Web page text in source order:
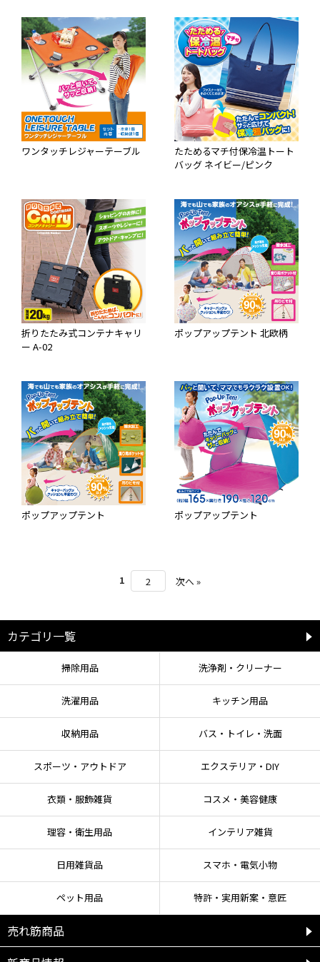
ワンタッチレジャーテーブル
たためるマチ付保冷温トート
バッグ ネイビー/ピンク
折りたたみ式コンテナキャリ
ー A-02
ポップアップテント 北欧柄
ポップアップテント ポップアップテント
1 2 次へ »
カテゴリ一覧
掃除用品 洗浄剤・クリーナー
洗濯用品 キッチン用品
収納用品 バス・トイレ・洗面
スポーツ・アウトドア エクステリア・DIY
衣類・服飾雑貨 コスメ・美容健康
理容・衛生用品 インテリア雑貨
日用雑貨品 スマホ・電気小物
ペット用品 特許・実用新案・意匠
売れ筋商品